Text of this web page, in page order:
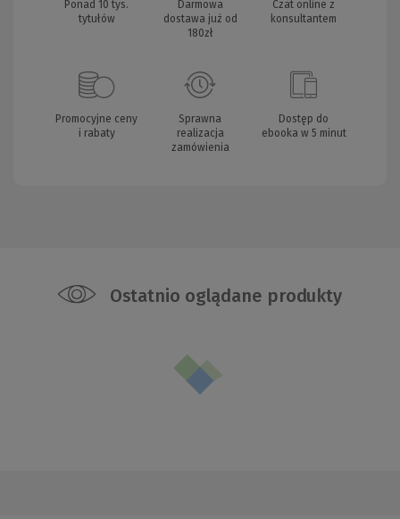
Ponad 10 tys.
tytułów
Darmowa
dostawa już od
180zł
Czat online z
konsultantem
Promocyjne ceny
i rabaty
Sprawna
realizacja
zamówienia
Dostęp do
ebooka w 5 minut
Ostatnio oglądane produkty